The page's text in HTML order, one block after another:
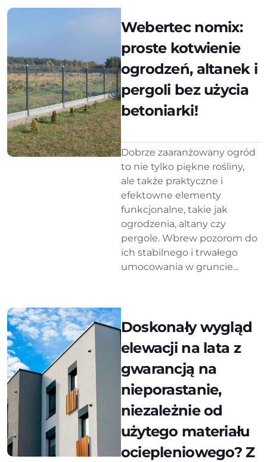
Webertec nomix:
proste kotwienie
ogrodzeń, altanek i
pergoli bez użycia
betoniarki!
Dobrze zaaranżowany ogród
to nie tylko piękne rośliny,
ale także praktyczne i
efektowne elementy
funkcjonalne, takie jak
ogrodzenia, altany czy
pergole. Wbrew pozorom do
ich stabilnego i trwałego
umocowania w gruncie...
Doskonały wygląd
elewacji na lata z
gwarancją na
nieporastanie,
niezależnie od
użytego materiału
ociepleniowego? Z